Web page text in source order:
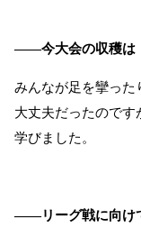
――今大会の収穫は
みんなが足を攣った
大丈夫だったのです
学びました。
――リーグ戦に向け